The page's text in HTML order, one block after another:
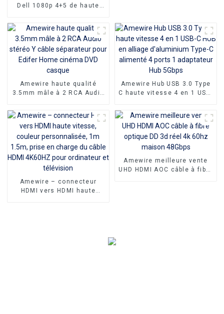
Dell 1080p 4+5 de haute
mâle et câble VGA plaqué
nickel 10 m pour une
transmission vidéo HD
supérieure, idéal pour les
téléviseurs, les PC et les
projecteurs
Amewire haute qualité
3.5mm mâle à 2 RCA Audio
pour Edifer Home cinéma
DVD casque
Amewire Hub USB 3.0 Type
C haute vitesse 4 en 1 USB-
d'aluminium Type-C
alimenté 4 ports 1
adaptateur Hub 5Gbps
Amewire – connecteur
HDMI vers HDMI haute
Amewire meilleure vente
UHD HDMI AOC câble à fibre